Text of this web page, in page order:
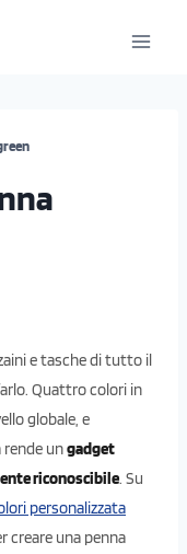
e tasche di tutto il
Quattro colori in
globale, e
rende ungadget
riconoscibile. Su
personalizzata
creare una penna